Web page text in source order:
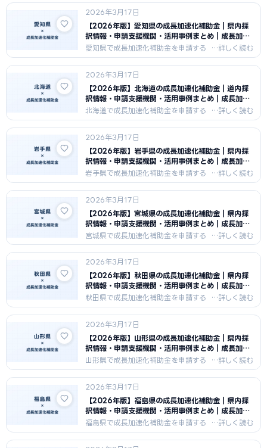
請支援機関・活用事例をまとめまし
た。沖縄県の観光・IT・農業・食品の
産業特性を活かした申請戦略と支援機
関情報を紹介します。
2026年3月17日
【2026年版】愛知県の成長加速化補助金｜県内採
択情報・申請支援機関・活用事例まとめ｜成長加速
化補助金ナビ
愛知県で成長加速化補助金を申請する
中小企業向けに、県内の採択傾向・申
請支援機関・活用事例をまとめまし
た。愛知県の自動車・機械・食品の日
本最大級の製造業集積を活かした申請
戦略と支援機関情報を紹介します。
2026年3月17日
【2026年版】北海道の成長加速化補助金｜道内採
択情報・申請支援機関・活用事例まとめ｜成長加速
化補助金ナビ
北海道で成長加速化補助金を申請する
中小企業向けに、道内の採択傾向・申
請支援機関・活用事例をまとめまし
た。北海道の産業特性に合わせた申請
戦略と、地域の認定支援機関情報を紹
介します。
2026年3月17日
【2026年版】岩手県の成長加速化補助金｜県内採
択情報・申請支援機関・活用事例まとめ｜成長加速
化補助金ナビ
岩手県で成長加速化補助金を申請する
中小企業向けに、県内の採択傾向・申
請支援機関・活用事例をまとめまし
た。岩手県の産業特性に合わせた申請
戦略と地域密着の認定支援機関情報を
紹介します。
2026年3月17日
【2026年版】宮城県の成長加速化補助金｜県内採
択情報・申請支援機関・活用事例まとめ｜成長加速
化補助金ナビ
宮城県で成長加速化補助金を申請する
中小企業向けに、県内の採択傾向・申
請支援機関・活用事例をまとめまし
た。宮城県の産業特性に合わせた申請
戦略と仙台拠点の認定支援機関情報を
紹介します。
2026年3月17日
【2026年版】秋田県の成長加速化補助金｜県内採
択情報・申請支援機関・活用事例まとめ｜成長加速
化補助金ナビ
秋田県で成長加速化補助金を申請する
中小企業向けに、県内の採択傾向・申
請支援機関・活用事例をまとめまし
た。秋田県の産業特性に合わせた申請
戦略と地域密着の認定支援機関情報を
紹介します。
2026年3月17日
【2026年版】山形県の成長加速化補助金｜県内採
択情報・申請支援機関・活用事例まとめ｜成長加速
化補助金ナビ
山形県で成長加速化補助金を申請する
中小企業向けに、県内の採択傾向・申
請支援機関・活用事例をまとめまし
た。山形県の製造業・食品産業特性に
合わせた申請戦略と支援機関情報を紹
介します。
2026年3月17日
【2026年版】福島県の成長加速化補助金｜県内採
択情報・申請支援機関・活用事例まとめ｜成長加速
化補助金ナビ
福島県で成長加速化補助金を申請する
中小企業向けに、県内の採択傾向・申
請支援機関・活用事例をまとめまし